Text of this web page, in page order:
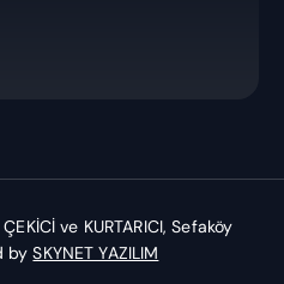
ve KURTARICI, Sefaköy
bySKYNET YAZILIM